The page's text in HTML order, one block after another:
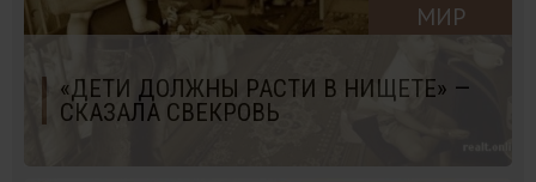
МИР
«ДЕТИ ДОЛЖНЫ РАСТИ В НИЩЕТЕ» —
СКАЗАЛА СВЕКРОВЬ